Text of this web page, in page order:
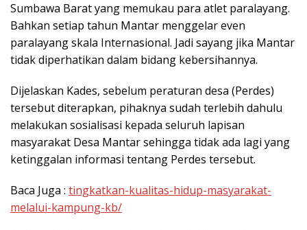
Sumbawa Barat yang memukau para atlet paralayang.
Bahkan setiap tahun Mantar menggelar even
paralayang skala Internasional. Jadi sayang jika Mantar
tidak diperhatikan dalam bidang kebersihannya.
Dijelaskan Kades, sebelum peraturan desa (Perdes)
tersebut diterapkan, pihaknya sudah terlebih dahulu
melakukan sosialisasi kepada seluruh lapisan
masyarakat Desa Mantar sehingga tidak ada lagi yang
ketinggalan informasi tentang Perdes tersebut.
Baca Juga : tingkatkan-kualitas-hidup-masyarakat-
melalui-kampung-kb/